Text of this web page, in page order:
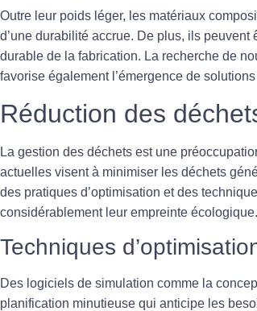
Outre leur poids léger, les matériaux
d’une durabilité accrue. De plus, ils
durable de la fabrication. La recherche de
favorise également l’émergence de
Réduction des
La gestion des déchets est une
actuelles visent à minimiser les déchets
des pratiques d’optimisation et des
considérablement leur empreinte écologique.
Techniques
Des logiciels de simulation comme la
planification minutieuse qui anticipe les